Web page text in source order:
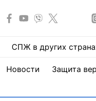
СПЖ в других
Новости Защита